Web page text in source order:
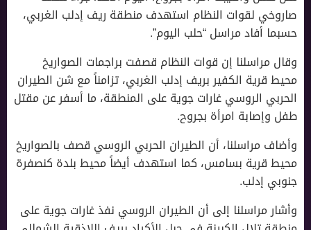
صاروخي لقوات النظام استهدف منطقة ريف إدلب الغربي،
حسبما أفاد مراسل “حلب اليوم”.
وقال مراسلنا إن قوات النظام قصفت براجمات الصواريخ
محيط قرية الكفير بريف إدلب الغربي، تزامناً مع شن الطيران
الحربي الروسي غارات جوية على المنطقة، ما أسفر عن مقتل
طفل وإصابة امرأة بجروح.
وأضاف مراسلنا، أن الطيران الحربي الروسي قصف بالصواريخ
محيط قرية بسامس، كما استهدف أيضاً محيط بلدة كنصفرة
جنوبي إدلب.
وأشار مراسلنا إلى أن الطيران الروسي نفذ غارات جوية على